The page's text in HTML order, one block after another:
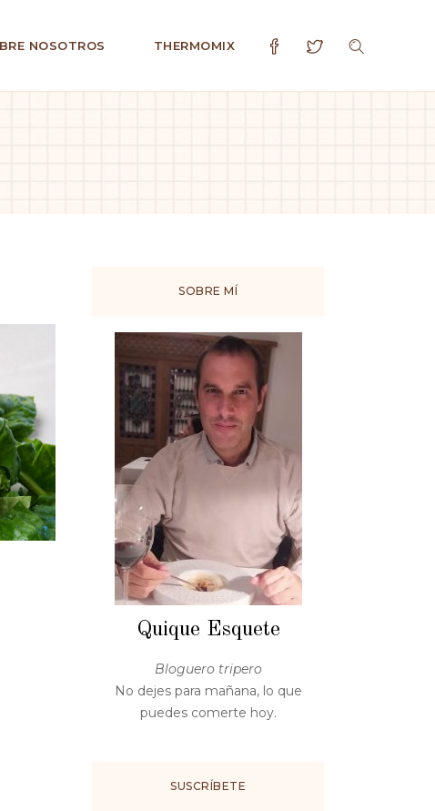
NOSOTROS THERMOMIX
SOBRE MÍ
Quique Esquete
Bloguero tripero
No dejes para mañana, lo que
puedes comerte hoy.
SUSCRÍBETE